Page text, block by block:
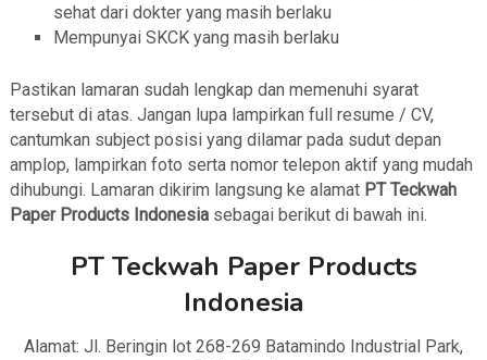
sehat dari dokter yang masih berlaku
Mempunyai SKCK yang masih berlaku
Pastikan lamaran sudah lengkap dan memenuhi syarat
tersebut di atas. Jangan lupa lampirkan full resume / CV,
cantumkan subject posisi yang dilamar pada sudut depan
amplop, lampirkan foto serta nomor telepon aktif yang mudah
dihubungi. Lamaran dikirim langsung ke alamat PT Teckwah
Paper Products Indonesiasebagai berikut di bawah ini.
PT Teckwah Paper Products
Indonesia
Alamat: Jl. Beringin lot 268-269 Batamindo Industrial Park,